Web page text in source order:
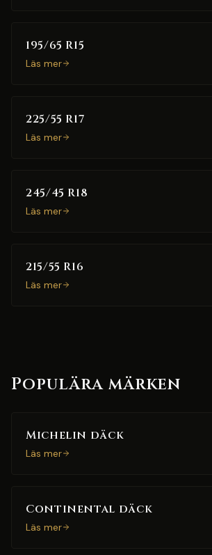
195/65 R15
Läs mer
225/55 R17
Läs mer
245/45 R18
Läs mer
215/55 R16
Läs mer
Populära märken
Michelin däck
Läs mer
Continental däck
Läs mer